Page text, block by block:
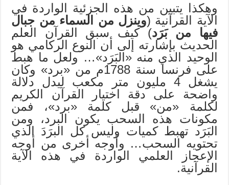
وهكذا يتبين من هذه الجزئية الواردة في
الآية القرآنية (وينزل من السماء من جبال
فيها من بَرَد) كيف سبق القرآن العلم
الحديث بإشارته إلى أن النوع الركامي هو
الوحيد الذي منه «البَرَد»… ولعل ما هبط
على فرنسا سنة 1788م من «برد» وكان
يشغل 4 مليون متر مكعب ليدل دلالة
واضحة على دقة اختيار القرآن الكريم
لكلمة «من» قبل كلمة «برد»، فمن
مكونات هذه السحب يكون البرد، ومن
البَرَد تهبط كميات وليس كل البرَدَ الذي
تحتويه السحب… وأوجه أخرى من أوجه
الإعجاز العلمي الواردة في هذه الآية
القرآنية.